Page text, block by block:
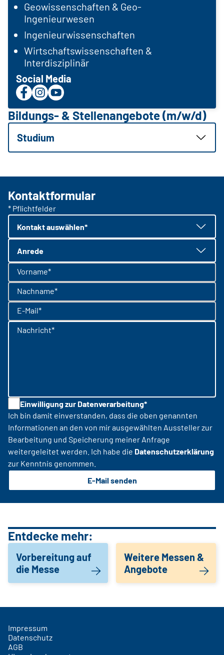
Geowissenschaften & Geo-
Ingenieurwesen
Ingenieurwissenschaften
Wirtschaftswissenschaften &
Interdisziplinär
Social Media
Bildungs- & Stellenangebote (m/w/d)
Studium
Kontaktformular
* Pflichtfelder
Kontakt auswählen*
Anrede
Vorname*
Nachname*
E-Mail*
Nachricht*
Einwilligung zur Datenverarbeitung*
Ich bin damit einverstanden, dass die oben genannten
Informationen an den von mir ausgewählten Aussteller zur
Bearbeitung und Speicherung meiner Anfrage
weitergeleitet werden. Ich habe die Datenschutzerklärung
zur Kenntnis genommen.
E-Mail senden
Entdecke mehr:
Vorbereitung auf
die Messe
Weitere Messen &
Angebote
Impressum
Datenschutz
AGB